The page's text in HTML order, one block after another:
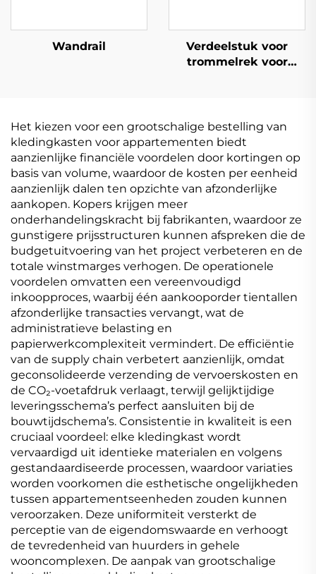
Wandrail
Verdeelstuk voor
trommelrek voor
Het kiezen voor een grootschalige bestelling van
kledingkasten voor appartementen biedt
aanzienlijke financiële voordelen door kortingen op
basis van volume, waardoor de kosten per eenheid
aanzienlijk dalen ten opzichte van afzonderlijke
aankopen. Kopers krijgen meer
onderhandelingskracht bij fabrikanten, waardoor ze
gunstigere prijsstructuren kunnen afspreken die de
budgetuitvoering van het project verbeteren en de
totale winstmarges verhogen. De operationele
voordelen omvatten een vereenvoudigd
inkoopproces, waarbij één aankooporder tientallen
afzonderlijke transacties vervangt, wat de
administratieve belasting en
papierwerkcomplexiteit vermindert. De efficiëntie
van de supply chain verbetert aanzienlijk, omdat
geconsolideerde verzending de vervoerskosten en
de CO₂-voetafdruk verlaagt, terwijl gelijktijdige
leveringsschema’s perfect aansluiten bij de
bouwtijdschema’s. Consistentie in kwaliteit is een
cruciaal voordeel: elke kledingkast wordt
vervaardigd uit identieke materialen en volgens
gestandaardiseerde processen, waardoor variaties
worden voorkomen die esthetische ongelijkheden
tussen appartementseenheden zouden kunnen
veroorzaken. Deze uniformiteit versterkt de
perceptie van de eigendomswaarde en verhoogt
de tevredenheid van huurders in gehele
wooncomplexen. De aanpak van grootschalige